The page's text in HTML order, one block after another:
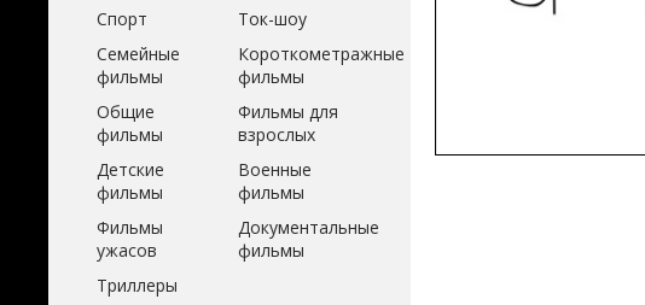
Спорт
Ток-шоу
Семейные
фильмы
Короткометражные
фильмы
Общие
фильмы
Фильмы для
взрослых
Детские
фильмы
Военные
фильмы
Фильмы
ужасов
Документальные
фильмы
Триллеры